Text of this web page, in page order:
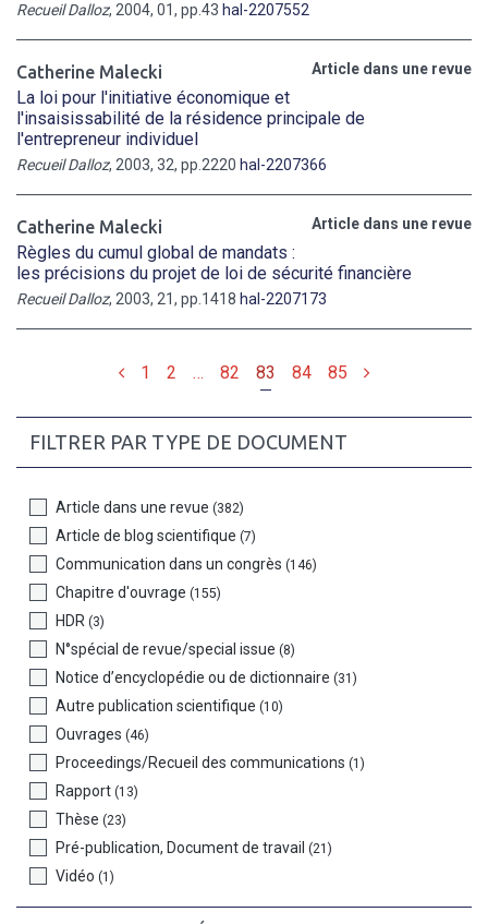
Recueil Dalloz, 2004, 01, pp.43 hal-2207552
Article dans une revue
Catherine Malecki
La loi pour l'initiative économique et
l'insaisissabilité de la résidence principale de
l'entrepreneur individuel
Recueil Dalloz, 2003, 32, pp.2220 hal-2207366
Article dans une revue
Catherine Malecki
Règles du cumul global de mandats :
les précisions du projet de loi de sécurité financière
Recueil Dalloz, 2003, 21, pp.1418 hal-2207173
Précédent
1 2 … 82 83 84 85 Suivant
FILTRER PAR TYPE DE DOCUMENT
Article dans une revue (382)
Article de blog scientifique (7)
Communication dans un congrès (146)
Chapitre d'ouvrage (155)
HDR (3)
N°spécial de revue/special issue (8)
Notice d’encyclopédie ou de dictionnaire (31)
Autre publication scientifique (10)
Ouvrages (46)
Proceedings/Recueil des communications (1)
Rapport (13)
Thèse (23)
Pré-publication, Document de travail (21)
Vidéo (1)